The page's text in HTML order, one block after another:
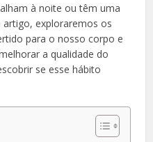
à noite ou têm uma
exploraremos os
para o nosso corpo e
a qualidade do
se esse hábito